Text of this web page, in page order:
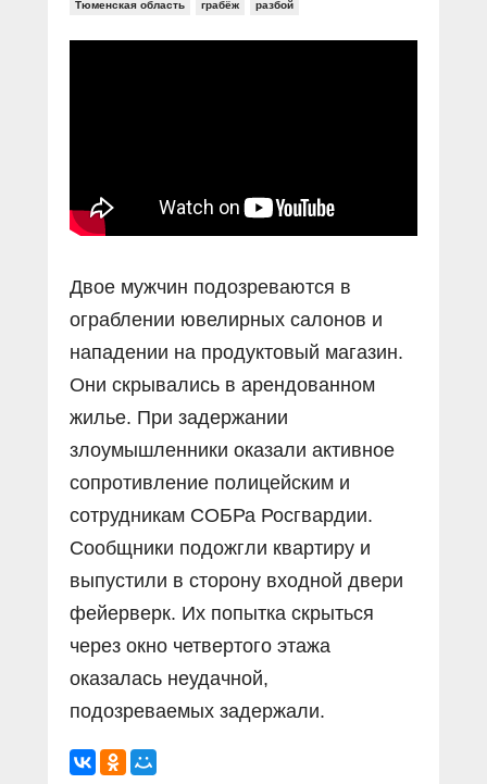
Социальные ролики
Документальные фильмы
Прямой разговор
В знании сила
О ПОРТАЛЕ
Тюменская область грабёж разбой
Двое мужчин подозреваются в
ограблении ювелирных салонов и
нападении на продуктовый магазин.
Они скрывались в арендованном
жилье. При задержании
злоумышленники оказали активное
сопротивление полицейским и
сотрудникам СОБРа Росгвардии.
Сообщники подожгли квартиру и
выпустили в сторону входной двери
фейерверк. Их попытка скрыться
через окно четвертого этажа
оказалась неудачной,
подозреваемых задержали.